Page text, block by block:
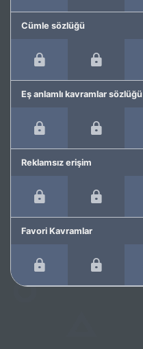
Cümle sözlüğü
Eş anlamlı kavramlar sözlüğü
Reklamsız erişim
Favori Kavramlar